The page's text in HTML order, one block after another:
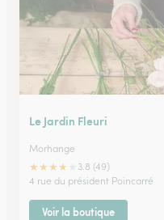
Le Jardin Fleuri
Morhange
★★★★
3.8 (49)
4 rue du président Poincarré
Voir la boutique